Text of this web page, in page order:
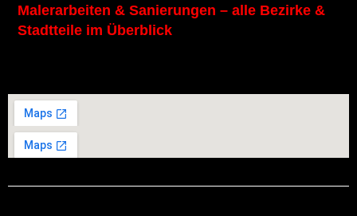
Malerarbeiten & Sanierungen – alle Bezirke &
Stadtteile im Überblick